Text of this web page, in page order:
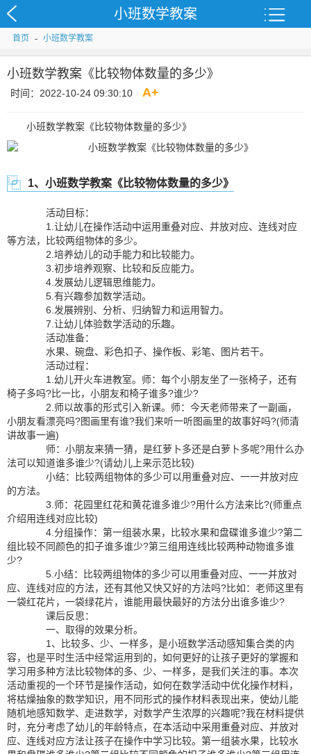
小班数学教案
首页 - 小班数学教案
小班数学教案《比较物体数量的多少》
时间：2022-10-24 09:30:10 A+
小班数学教案《比较物体数量的多少》
1、小班数学教案《比较物体数量的多少》
活动目标：
1.让幼儿在操作活动中运用重叠对应、并放对应、连线对应
等方法，比较两组物体的多少。
2.培养幼儿的动手能力和比较能力。
3.初步培养观察、比较和反应能力。
4.发展幼儿逻辑思维能力。
5.有兴趣参加数学活动。
6.发展辨别、分析、归纳智力和运用智力。
7.让幼儿体验数学活动的乐趣。
活动准备：
水果、碗盘、彩色扣子、操作板、彩笔、图片若干。
活动过程：
1.幼儿开火车进教室。师：每个小朋友坐了一张椅子，还有
椅子多吗?比一比，小朋友和椅子谁多?谁少?
2.师以故事的形式引入新课。师：今天老师带来了一副画，
小朋友看漂亮吗?图画里有谁?我们来听一听图画里的故事好吗?(师清
讲故事一遍)
师：小朋友来猜一猜，是红萝卜多还是白萝卜多呢?用什么办
法可以知道谁多谁少?(请幼儿上来示范比较)
小结：比较两组物体的多少可以用重叠对应、一一并放对应
的方法。
3.师：花园里红花和黄花谁多谁少?用什么方法来比?(师重点
介绍用连线对应比较)
4.分组操作：第一组装水果，比较水果和盘碟谁多谁少?第二
组比较不同颜色的扣子谁多谁少?第三组用连线比较两种动物谁多谁
少?
5.小结：比较两组物体的多少可以用重叠对应、一一并放对
应、连线对应的方法，还有其他又快又好的方法吗?比如：老师这里有
一袋红花片，一袋绿花片，谁能用最快最好的方法分出谁多谁少?
课后反思：
一、取得的效果分析。
1、比较多、少、一样多，是小班数学活动感知集合类的内
容，也是平时生活中经常运用到的，如何更好的让孩子更好的掌握和
学习用多种方法比较物体的多、少、一样多，是我们关注的事。本次
活动重视的一个环节是操作活动，如何在数学活动中优化操作材料，
将枯燥抽象的数学知识，用不同形式的操作材料表现出来，使幼儿能
随机地感知数学、走进数学，对数学产生浓厚的兴趣呢?我在材料提供
时，充分考虑了幼儿的年龄特点，在本活动中采用重叠对应、并放对
应、连线对应方法让孩子在操作中学习比较。第一组装水果，比较水